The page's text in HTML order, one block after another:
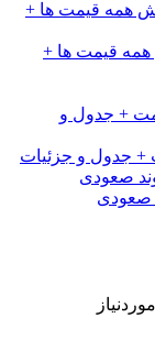
افزایش همه قیمت ها +